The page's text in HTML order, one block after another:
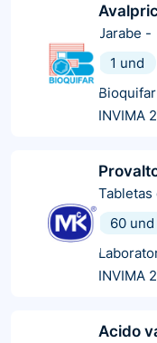
Jarabe -
1 und
Bioquifar
INVIMA
60 und
INVIMA
Acido